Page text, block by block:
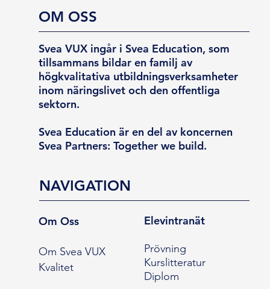
OM OSS
Svea VUX ingår i Svea Education, som
tillsammans bildar en familj av
högkvalitativa utbildningsverksamheter
inom näringslivet och den offentliga
sektorn.
Svea Education är en del av koncernen
Svea Partners: Together we build.
NAVIGATION
Om Oss
Om Svea VUX
Kvalitet
Elevintranät
Prövning
Kurslitteratur
Diplom